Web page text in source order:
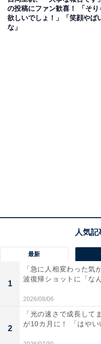
の投稿にファン歓喜！ 「そり
欲しいでしょ！」「笑顔やば
な」
最新
1
「急に人相変わった気
波復帰ショットに「な
2026/08/06
2
「光の速さで成長して
が10カ月に！ 「はや